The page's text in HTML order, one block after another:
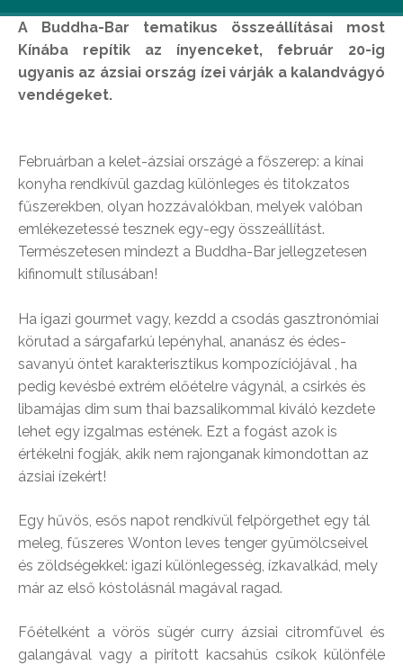
A Buddha-Bar tematikus összeállításai most
Kínába repítik az ínyenceket, február 20-ig
ugyanis az ázsiai ország ízei várják a kalandvágyó
vendégeket.
Februárban a kelet-ázsiai országé a főszerep: a kínai
konyha rendkívül gazdag különleges és titokzatos
fűszerekben, olyan hozzávalókban, melyek valóban
emlékezetessé tesznek egy-egy összeállítást.
Természetesen mindezt a Buddha-Bar jellegzetesen
kifinomult stílusában!
Ha igazi gourmet vagy, kezdd a csodás gasztronómiai
körutad a sárgafarkú lepényhal, ananász és édes-
savanyú öntet karakterisztikus kompozíciójával , ha
pedig kevésbé extrém előételre vágynál, a csirkés és
libamájas dim sum thai bazsalikommal kiváló kezdete
lehet egy izgalmas estének. Ezt a fogást azok is
értékelni fogják, akik nem rajonganak kimondottan az
ázsiai ízekért!
Egy hűvös, esős napot rendkívül felpörgethet egy tál
meleg, fűszeres Wonton leves tenger gyümölcseivel
és zöldségekkel: igazi különlegesség, ízkavalkád, mely
már az első kóstolásnál magával ragad.
Főételként a vörös sügér curry ázsiai citromfűvel és
galangával vagy a pirított kacsahús csíkok különféle